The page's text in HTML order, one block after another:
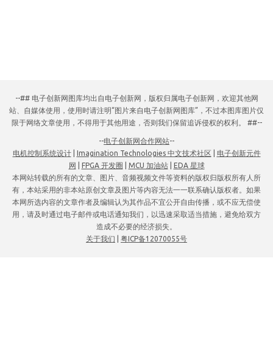
--## 电子创新网图库均出自电子创新网，版权归属电子创新网，欢迎其他网
站、自媒体使用，使用时请注明“图片来自电子创新网图库”，不过本图库图片仅
限于网络文章使用，不得用于其他用途，否则我们保留追诉侵权的权利。 ##--
--电子创新网合作网站--
电机控制系统设计| Imagination Technologies 中文技术社区
电子创新元件
网
FPGA 开发圈 MCU 加油站| EDA 星球
本网站转载的所有的文章、图片、音频视频文件等资料的版权归版权所有人所
有，本站采用的非本站原创文章及图片等内容无法一一联系确认版权者。如果
本网所选内容的文章作者及编辑认为其作品不宜公开自由传播，或不应无偿使
用，请及时通过电子邮件或电话通知我们，以迅速采取适当措施，避免给双方
造成不必要的经济损失。
关于我们
粤ICP备12070055号